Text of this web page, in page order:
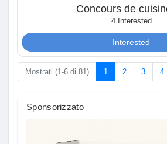
Entreprises locales
La silver économie
Concours de
4 Interested
Interested
Mostrati (1-6 di 81) 1 2 3 4
Sponsorizzato